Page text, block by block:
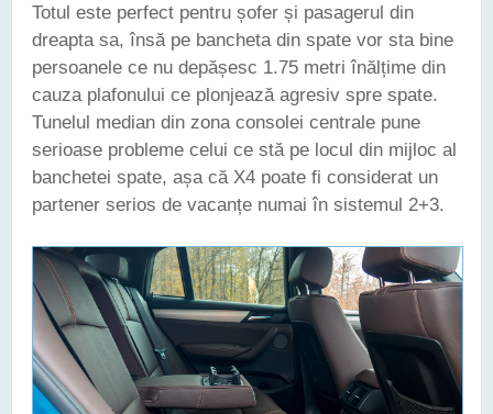
Totul este perfect pentru șofer și pasagerul din
dreapta sa, însă pe bancheta din spate vor sta bine
persoanele ce nu depășesc 1.75 metri înălțime din
cauza plafonului ce plonjează agresiv spre spate.
Tunelul median din zona consolei centrale pune
serioase probleme celui ce stă pe locul din mijloc al
banchetei spate, așa că X4 poate fi considerat un
partener serios de vacanțe numai în sistemul 2+3.